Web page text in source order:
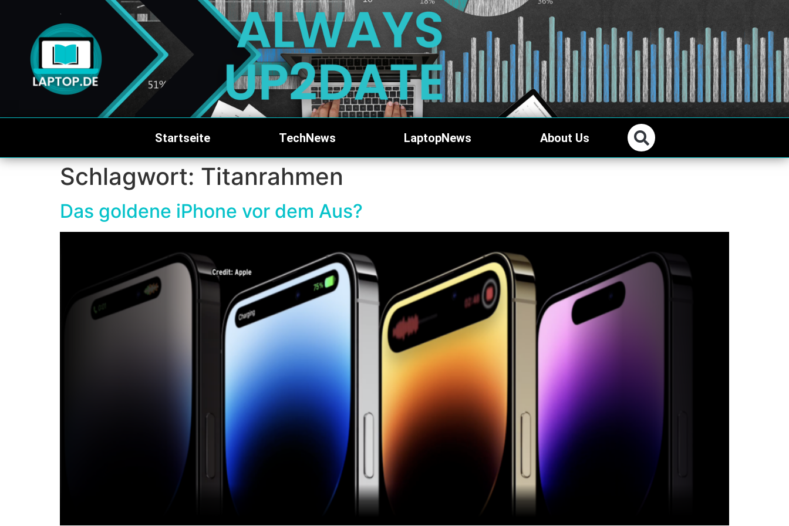
Startseite TechNews LaptopNews About Us
Schlagwort: Titanrahmen
Das goldene iPhone vor dem Aus?